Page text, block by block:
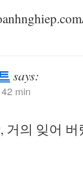
says:
min
거의 잊어